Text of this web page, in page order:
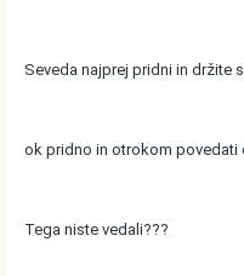
Seveda najprej pridni in držite
ok pridno in otrokom povedati
Tega niste vedali???